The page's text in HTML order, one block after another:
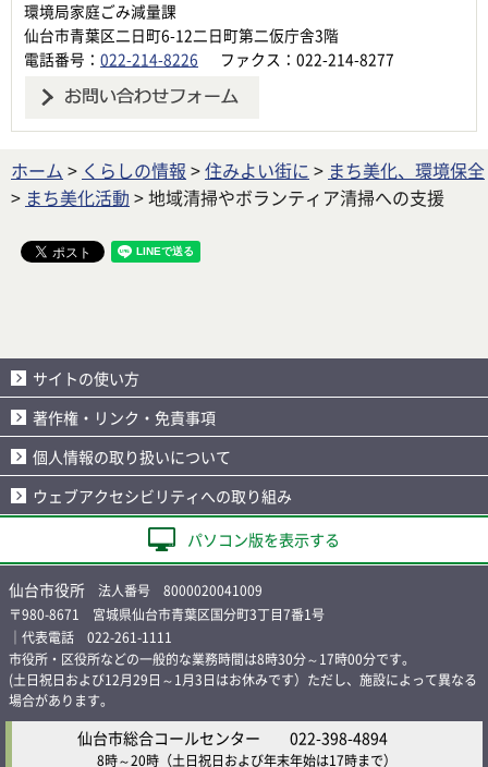
環境局家庭ごみ減量課
仙台市青葉区二日町6-12二日町第二仮庁舎3階
電話番号： 022-214-8226 ファクス：022-214-8277
ホーム > くらしの情報 >住みよい街に > まち美化、環境保全
> まち美化活動 > 地域清掃やボランティア清掃への支援
サイトの使い方
著作権・リンク・免責事項
個人情報の取り扱いについて
ウェブアクセシビリティへの取り組み
パソコン版を表示する
仙台市役所 法人番号 8000020041009
〒980-8671 宮城県仙台市青葉区国分町3丁目7番1号
｜代表電話 022-261-1111
市役所・区役所などの一般的な業務時間は8時30分～17時00分です。
(土日祝日および12月29日～1月3日はお休みです）ただし、施設によって異なる
場合があります。
仙台市総合コールセンター 022-398-4894
8時～20時 （土日祝日および年末年始は17時まで）